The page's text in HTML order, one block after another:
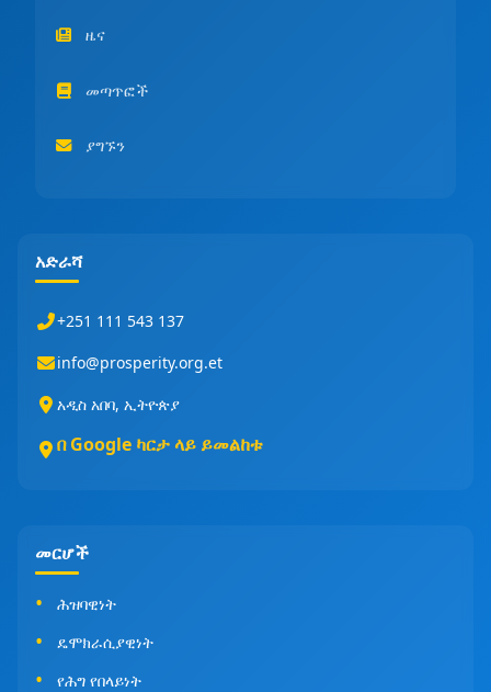
ዜና
መጣጥፎች
ያግኙን
አድራሻ
+251 111 543 137
info@prosperity.org.et
አዲስ አበባ, ኢትዮጵያ
በ Google ካርታ ላይ ይመልከቱ
መርሆች
ሕዝባዊነት
ዴሞክራሲያዊነት
የሕግ የበላይነት